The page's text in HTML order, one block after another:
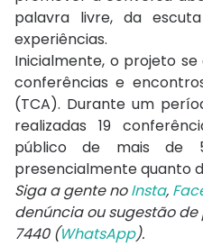
palavra livre, da
experiências.
Inicialmente, o projeto
conferências e
(TCA). Durante um
realizadas 19
público de mais de
presencialmente quanto
Siga a gente noInsta,
denúncia ou sugestão
7440 (WhatsApp).